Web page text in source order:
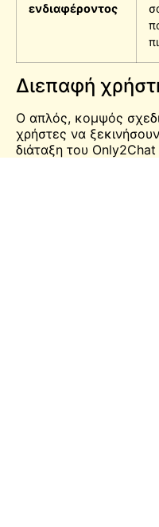
ενδιαφέροντος
Διεπαφή
Ο απλός, κομψός
χρήστες να
διάταξη του Only2Chat